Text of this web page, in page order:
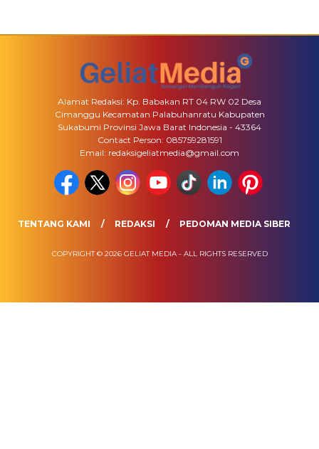
Alamat Redaksi: Kp. Babakan RT 04 RW 02 Desa
Cimanggu Kecamatan Palabuhanratu Kabupaten
Sukabumi Provinsi Jawa Barat Indonesia - 43364
Contact Person: 085759281591
Email: redaksigeliatmedia@gmail.com
TENTANG KAMI REDAKSI PEDOMAN MEDIA SIBER
COPYRIGHT © 2026 GELIAT MEDIA - ALL RIGHTS RESERVED